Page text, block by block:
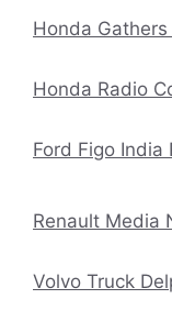
Honda
Honda Radio
Ford Figo India
Renault Media
Volvo Truck